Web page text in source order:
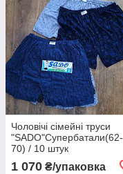
Чоловічі сімейні труси
"SADO"Супербатали(62-
70) / 10 штук
1 070 ₴/упаковка